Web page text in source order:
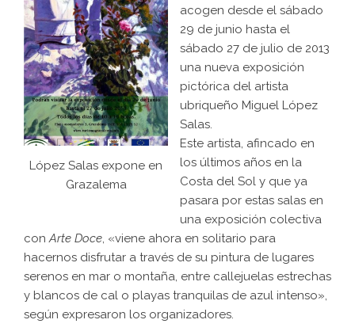
López Salas expone en
Grazalema
acogen desde el sábado
29 de junio hasta el
sábado 27 de julio de 2013
una nueva exposición
pictórica del artista
ubriqueño Miguel López
Salas.
Este artista, afincado en
los últimos años en la
Costa del Sol y que ya
pasara por estas salas en
una exposición colectiva
conArte Doce, «viene ahora en solitario para
hacernos disfrutar a través de su pintura de lugares
serenos en mar o montaña, entre callejuelas estrechas
y blancos de cal o playas tranquilas de azul intenso»,
según expresaron los organizadores.